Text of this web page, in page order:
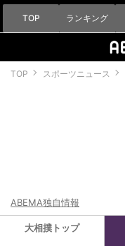
TOP ランキング
TOP スポーツニュース
ABEMA独自情報
大相撲トップ